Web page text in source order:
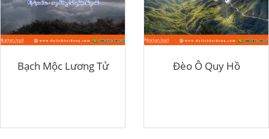
Bạch Mộc Lương Tử Đèo Ô Quy Hồ